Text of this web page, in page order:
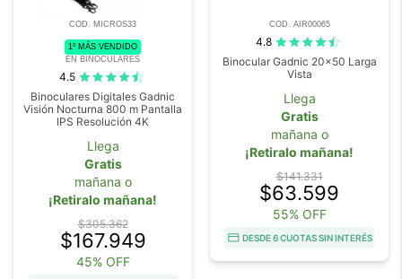
COD. MICROS33
1º MÁS VENDIDO
EN BINOCULARES
4.5
Binoculares Digitales Gadnic
Visión Nocturna 800 m Pantalla
IPS Resolución 4K
Llega
Gratis
mañana o
¡Retiralo mañana!
$305.362
$167.949
45% OFF
COD. AIR00065
4.8
Binocular Gadnic 20x50 Larga
Vista
Llega
Gratis
mañana o
¡Retiralo mañana!
$141.331
$63.599
55% OFF
DESDE 6 CUOTAS SIN INTERÉS